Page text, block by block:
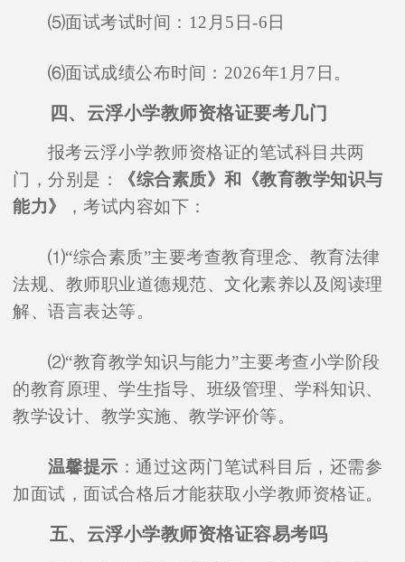
⑸面试考试时间：12月5日-6日
⑹面试成绩公布时间：2026年1月7日。
四、云浮小学教师资格证要考几门
报考云浮小学教师资格证的笔试科目共两
门，分别是：
《综合素质》和《教育教学知识与
能力》
，考试内容如下：
⑴“综合素质”主要考查教育理念、教育法律
法规、教师职业道德规范、文化素养以及阅读理
解、语言表达等。
⑵“教育教学知识与能力”主要考查小学阶段
的教育原理、学生指导、班级管理、学科知识、
教学设计、教学实施、教学评价等。
温馨提示 ：通过这两门笔试科目后，还需参
加面试，面试合格后才能获取小学教师资格证。
五、云浮小学教师资格证容易考吗